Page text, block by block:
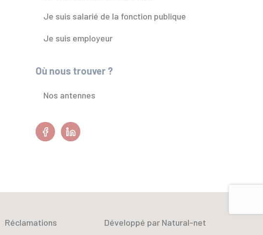
Je suis salarié de la fonction publique
Je suis employeur
Où nous trouver ?
Nos antennes
FacebookLinkedin
Réclamations Développé par Natural-net